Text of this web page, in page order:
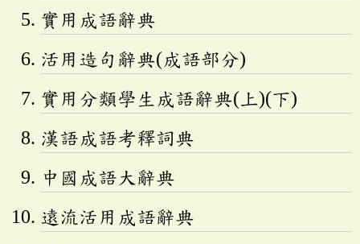
實用成語辭典
活用造句辭典(成語部分)
實用分類學生成語辭典(上)(下)
漢語成語考釋詞典
中國成語大辭典
遠流活用成語辭典